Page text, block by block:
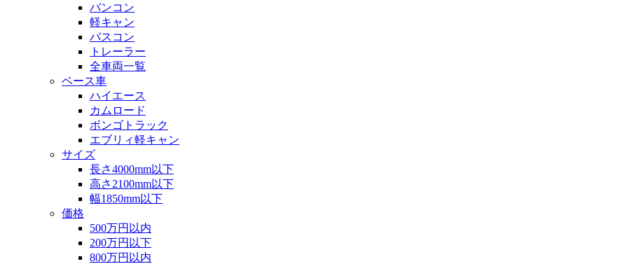
バンコン
軽キャン
バスコン
トレーラー
全車両一覧
ベース車
ハイエース
カムロード
ボンゴトラック
エブリィ軽キャン
サイズ
長さ4000mm以下
高さ2100mm以下
幅1850mm以下
価格
500万円以内
200万円以下
800万円以内